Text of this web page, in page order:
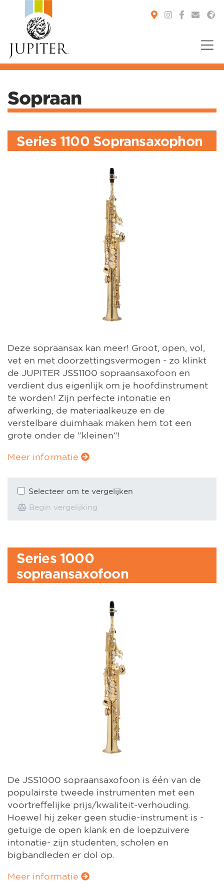
Sopraan
Series 1100 Sopransaxophon
Deze sopraansax kan meer! Groot, open, vol,
vet en met doorzettingsvermogen - zo klinkt
de JUPITER JSS1100 sopraansaxofoon en
verdient dus eigenlijk om je hoofdinstrument
te worden! Zijn perfecte intonatie en
afwerking, de materiaalkeuze en de
verstelbare duimhaak maken hem tot een
grote onder de "kleinen"!
Meer informatie
Selecteer om te vergelijken
Begin vergelijking
Series 1000
sopraansaxofoon
De JSS1000 sopraansaxofoon is één van de
populairste tweede instrumenten met een
voortreffelijke prijs/kwaliteit-verhouding.
Hoewel hij zeker geen studie-instrument is -
getuige de open klank en de loepzuivere
intonatie- zijn studenten, scholen en
bigbandleden er dol op.
Meer informatie